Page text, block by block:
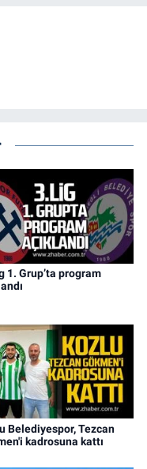
1. Grup’ta program
Belediyespor, Tezcan
kadrosuna kattı